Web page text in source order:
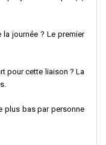
journée ? Le premier
pour cette liaison ? La
plus bas par personne